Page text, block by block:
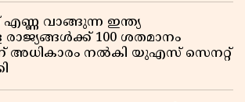
എണ്ണ വാങ്ങുന്ന ഇന്ത്യ
100 ശതമാനം
അധികാരം നൽകി യുഎസ് സെനറ്റ്